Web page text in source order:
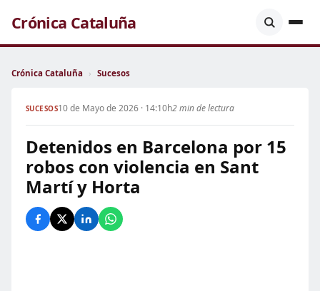
Crónica Cataluña
Crónica Cataluña › Sucesos
SUCESOS10 de Mayo de 2026 · 14:10h2 min de lectura
Detenidos en Barcelona por 15
robos con violencia en Sant
Martí y Horta